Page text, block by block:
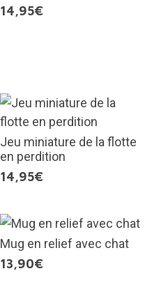
14,95€
Jeu miniature de la flotte
en perdition
14,95€
Mug en relief avec chat
13,90€